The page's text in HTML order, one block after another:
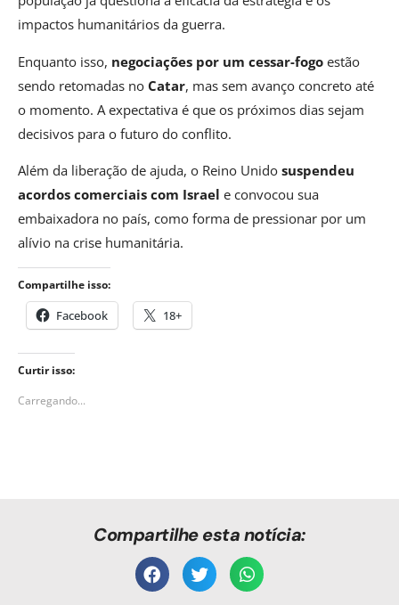
impactos humanitários da guerra.
Enquanto isso, negociações por um cessar-fogo estão
sendo retomadas no Catar, mas sem avanço concreto até
o momento. A expectativa é que os próximos dias sejam
decisivos para o futuro do conflito.
Além da liberação de ajuda, o Reino Unido suspendeu
acordos comerciais com Israel e convocou sua
embaixadora no país, como forma de pressionar por um
alívio na crise humanitária.
Compartilhe isso:
Facebook 18+
Curtir isso:
Carregando...
Compartilhe esta notícia: